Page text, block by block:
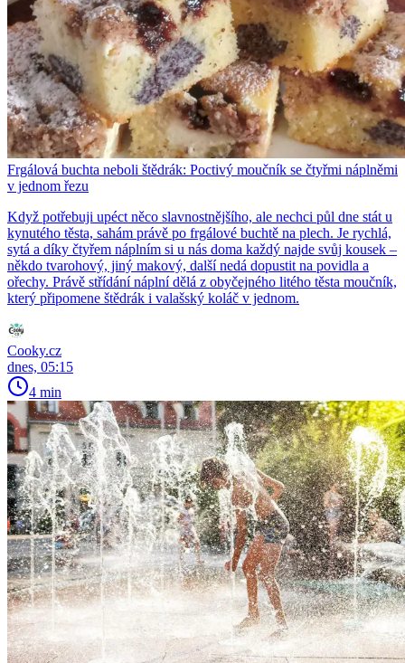
Frgálová buchta neboli štědrák: Poctivý moučník se čtyřmi náplněmi
v jednom řezu
Když potřebuji upéct něco slavnostnějšího, ale nechci půl dne stát u
kynutého těsta, sahám právě po frgálové buchtě na plech. Je rychlá,
sytá a díky čtyřem náplním si u nás doma každý najde svůj kousek –
někdo tvarohový, jiný makový, další nedá dopustit na povidla a
ořechy. Právě střídání náplní dělá z obyčejného litého těsta moučník,
který připomene štědrák i valašský koláč v jednom.
Cooky.cz
dnes, 05:15
4 min